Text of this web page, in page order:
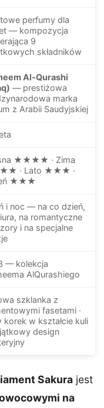
perfumy dla
— kompozycja
9
składników
Al-Qurashi
— prestiżowa
marka
z Arabii Saudyjskiej
★★★★ · Zima
· Lato ★★★ ·
★★★
i noc — na co dzień,
na romantyczne
i na specjalne
— kolekcja
AlQurashiego
szklanka z
fasetami ·
korek w kształcie kuli
design
Sakura jest
na